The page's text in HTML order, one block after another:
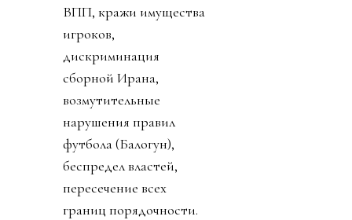
ВПП, кражи имущества
игроков,
дискриминация
сборной Ирана,
возмутительные
нарушения правил
футбола (Балогун),
беспредел властей,
пересечение всех
границ порядочности.